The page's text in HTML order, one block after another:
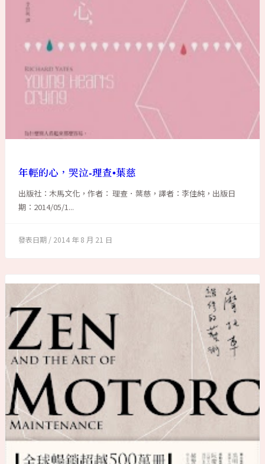
年輕的心，哭泣-理查•葉慈
出版社：木馬文化，作者： 理查．葉慈，譯者：李佳純，出版日
期：2014/05/1...
2014 年 8 月 21 日